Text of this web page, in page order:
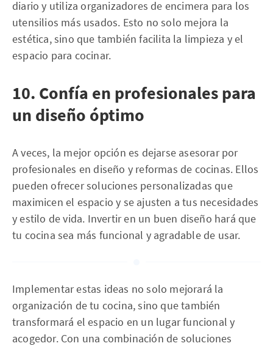
diario y utiliza organizadores de encimera para los
utensilios más usados. Esto no solo mejora la
estética, sino que también facilita la limpieza y el
espacio para cocinar.
10. Confía en profesionales para
un diseño óptimo
A veces, la mejor opción es dejarse asesorar por
profesionales en diseño y reformas de cocinas. Ellos
pueden ofrecer soluciones personalizadas que
maximicen el espacio y se ajusten a tus necesidades
y estilo de vida. Invertir en un buen diseño hará que
tu cocina sea más funcional y agradable de usar.
Implementar estas ideas no solo mejorará la
organización de tu cocina, sino que también
transformará el espacio en un lugar funcional y
acogedor. Con una combinación de soluciones